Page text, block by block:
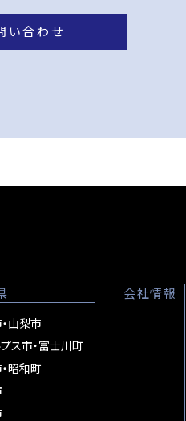
い合わせ
山梨市
ス市・富士川町
昭和町
会社情報